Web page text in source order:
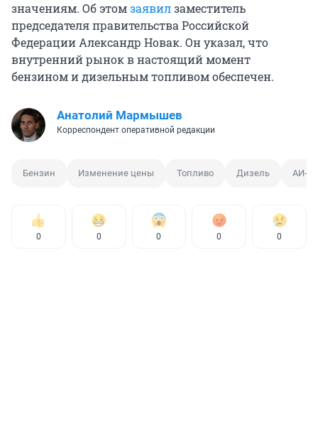
значениям. Об этомзаявилзаместитель
председателя правительства Российской
Федерации Александр Новак. Он указал, что
внутренний рынок в настоящий момент
бензином и дизельным топливом обеспечен.
Анатолий Мармышев
Корреспондент оперативной редакции
Бензин Изменение цены Топливо Дизель АИ-92
0 0 0 0 0